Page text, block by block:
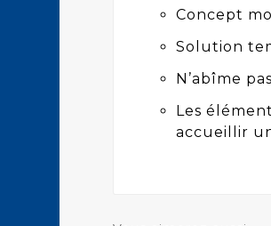
Concept
Solution
N’abîme
Les
accueillir